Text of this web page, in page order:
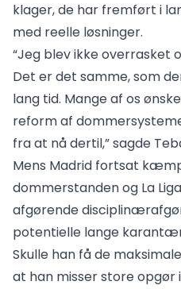
klager, de har fremført i
med reelle løsninger.
“Jeg blev ikke overrasket
Det er det samme, som
lang tid. Mange af os
reform af
fra at nå dertil,” sagde
Mens Madrid fortsat
dommerstanden og La
afgørende
potentielle lange
Skulle han få de
at han misser store opgør